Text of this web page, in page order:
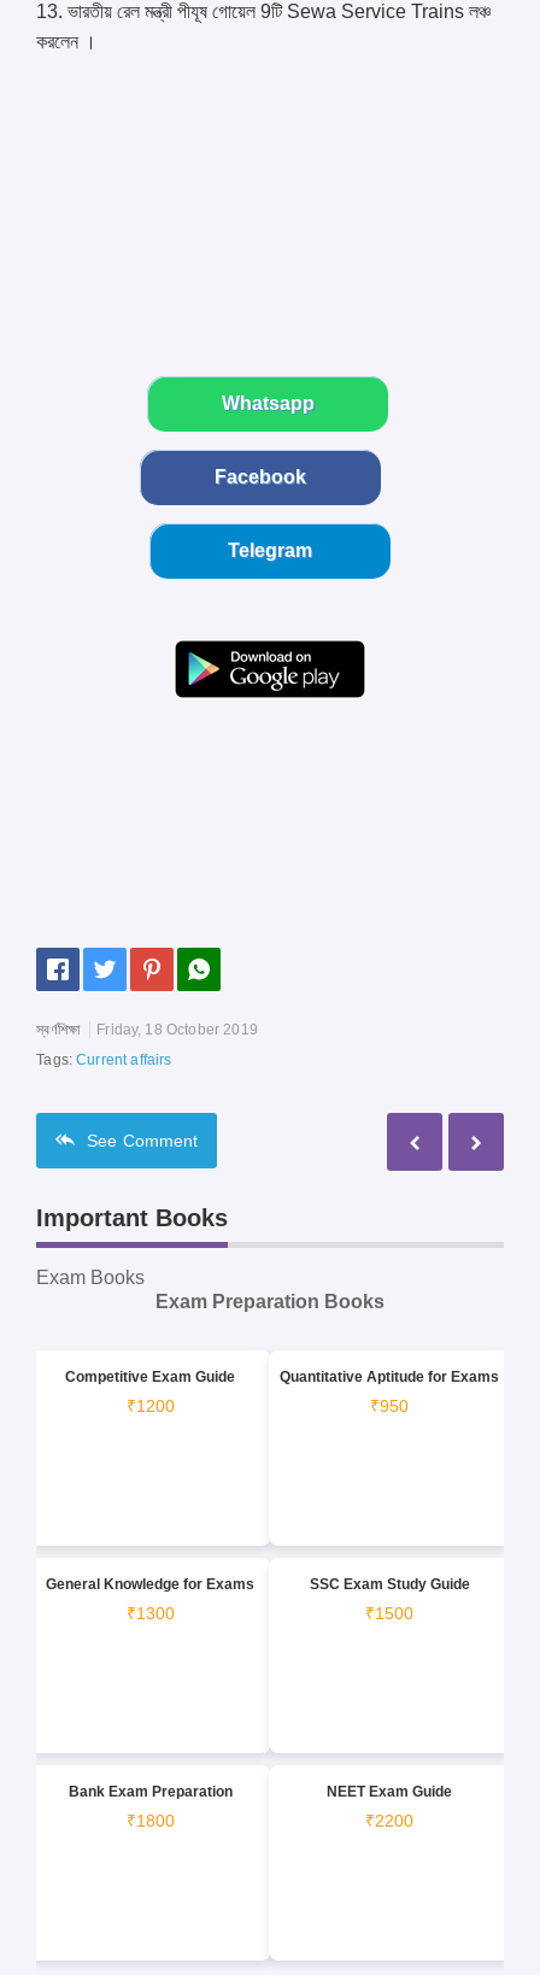
13. ভারতীয় রেল মন্ত্রী পীযূষ গোয়েল 9টি Sewa Service Trains লঞ্চ
করলেন ।
Whatsapp
Facebook
Telegram
স্বর্ণশিক্ষা
Friday, 18 October 2019
Tags:Current affairs
See Comment
Important Books
Exam Books
Exam Preparation Books
Competitive Exam Guide
₹1200
Quantitative Aptitude for Exams
₹950
General Knowledge for Exams
₹1300
SSC Exam Study Guide
₹1500
Bank Exam Preparation
₹1800
NEET Exam Guide
₹2200